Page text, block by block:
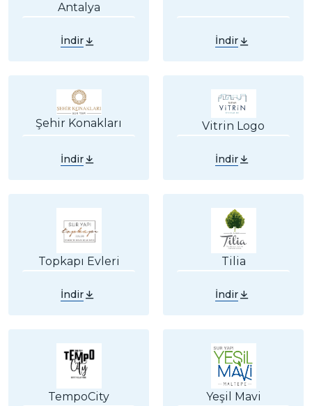
Antalya
İndir İndir
Şehir Konakları
İndir
Vitrin Logo
İndir
Topkapı Evleri
İndir
Tilia
İndir
TempoCity Yeşil Mavi